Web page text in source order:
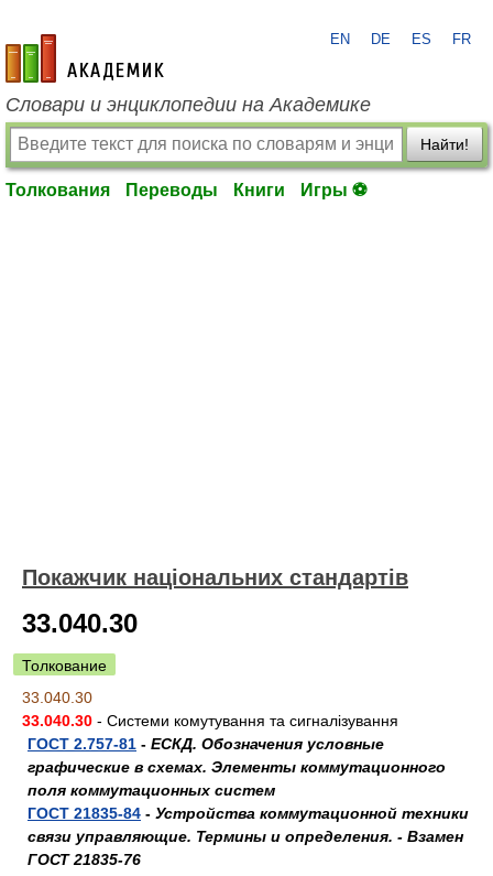
academic.ru
EN DE ES FR
Словари и энциклопедии на Академике
Найти!
Толкования Переводы Книги Игры ⚽
Покажчик національних стандартів
33.040.30
Толкование
33.040.30
33.040.30 - Системи комутування та сигналізування
ГОСТ 2.757-81 - ЕСКД. Обозначения условные
графические в схемах. Элементы коммутационного
поля коммутационных систем
ГОСТ 21835-84 - Устройства коммутационной техники
связи управляющие. Термины и определения. - Взамен
ГОСТ 21835-76